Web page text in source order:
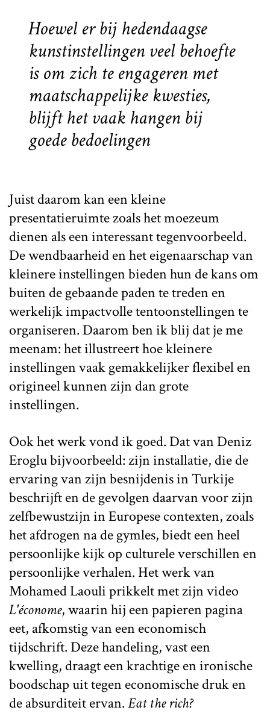
Hoewel er bij hedendaagse
kunstinstellingen veel behoefte
is om zich te engageren met
maatschappelijke kwesties,
blijft het vaak hangen bij
goede bedoelingen
Juist daarom kan een kleine
presentatieruimte zoals het moezeum
dienen als een interessant tegenvoorbeeld.
De wendbaarheid en het eigenaarschap van
kleinere instellingen bieden hun de kans om
buiten de gebaande paden te treden en
werkelijk impactvolle tentoonstellingen te
organiseren. Daarom ben ik blij dat je me
meenam: het illustreert hoe kleinere
instellingen vaak gemakkelijker flexibel en
origineel kunnen zijn dan grote
instellingen.
Ook het werk vond ik goed. Dat van Deniz
Eroglu bijvoorbeeld: zijn installatie, die de
ervaring van zijn besnijdenis in Turkije
beschrijft en de gevolgen daarvan voor zijn
zelfbewustzijn in Europese contexten, zoals
het afdrogen na de gymles, biedt een heel
persoonlijke kijk op culturele verschillen en
persoonlijke verhalen. Het werk van
Mohamed Laouli prikkelt met zijn video
L'économe, waarin hij een papieren pagina
eet, afkomstig van een economisch
tijdschrift. Deze handeling, vast een
kwelling, draagt een krachtige en ironische
boodschap uit tegen economische druk en
de absurditeit ervan.Eat the rich?